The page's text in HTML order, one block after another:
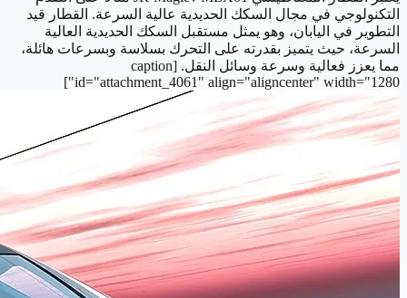
التكنولوجي في مجال السكك الحديدية عالية السرعة. القطار قيد
التطوير في اليابان، وهو يمثل مستقبل السكك الحديدية العالية
السرعة، حيث يتميز بقدرته على التحرك بسلاسة وبسرعات هائلة،
مما يعزز فعالية وسرعة وسائل النقل. [caption
id="attachment_4061" align="aligncenter" width="1280"]